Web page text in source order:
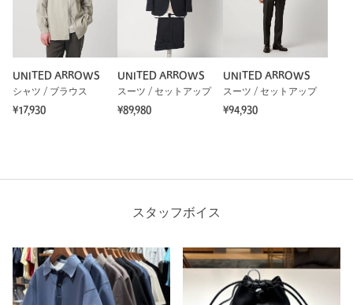
UNITED ARROWS
シャツ / ブラウス
¥17,930
UNITED ARROWS
スーツ / セットアップ
¥89,980
UNITED ARROWS
スーツ / セットアップ
¥94,930
スタッフボイス